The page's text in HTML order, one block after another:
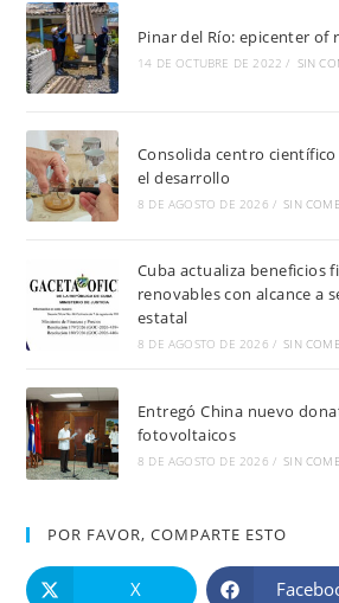
Pinar del Río: epicenter of
14 DE OCTUBRE DE 2022 / SIN
Consolida centro
el desarrollo
8 DE AGOSTO DE 2026 / SIN
Cuba actualiza beneficios
renovables con alcance a
estatal
8 DE AGOSTO DE 2026 / SIN
Entregó China nuevo
fotovoltaicos
8 DE AGOSTO DE 2026 / SIN
POR FAVOR, COMPARTE ESTO
X